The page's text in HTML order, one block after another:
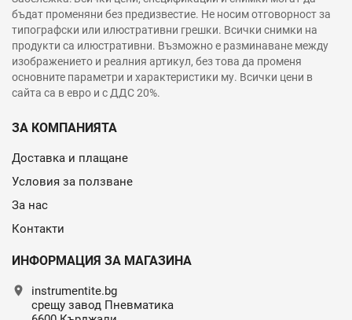
бъдат променяни без предизвестие. Не носим отговорност за
типографски или илюстративни грешки. Всички снимки на
продукти са илюстративни. Възможно е разминаване между
изображението и реалния артикул, без това да променя
основните параметри и характеристики му. Всички цени в
сайта са в евро и с ДДС 20%.
ЗА КОМПАНИЯТА
Доставка и плащане
Условия за ползване
За нас
Контакти
ИНФОРМАЦИЯ ЗА МАГАЗИНА
location_on
instrumentite.bg
срещу завод Пневматика